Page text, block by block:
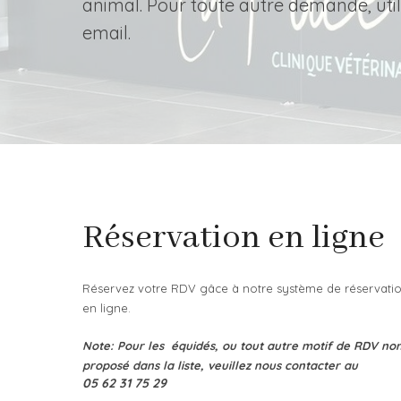
animal. Pour toute autre demande,
email.
Réservation en ligne
Réservez votre RDV gâce à notre système de
en ligne.
Note: Pour les équidés, ou tout autre motif de RDV
proposé dans la liste, veuillez nous contacter au
05 62 31 75 29